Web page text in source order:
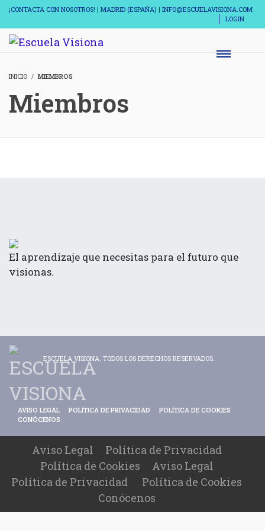
¡CONTACTA CON NOSOTROS! | MADRID (ESPAÑA) | INFO@ESCUELAVISIONA.COM
LOGIN
INICIO MIEMBROS
Miembros
El aprendizaje que necesitas para el futuro que
visionas.
ESCUELA VISIONA. TODOS LOS DERECHOS RESERVADOS.
AVISO LEGAL POLÍTICA DE PRIVACIDAD
POLÍTICA DE COOKIES
CONÓCENOS
Aviso Legal
Política de Privacidad
Política de Cookies
Aviso Legal
Política de Privacidad
Política de Cookies
Conócenos